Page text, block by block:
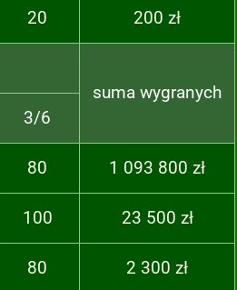
20 200 zł
suma wygranych
3/6
80 1 093 800 zł
100 23 500 zł
80 2 300 zł